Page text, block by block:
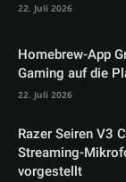
22. Juli 2026
Homebrew-App
Gaming auf die
22. Juli 2026
Razer Seiren V3
Streaming-
vorgestellt